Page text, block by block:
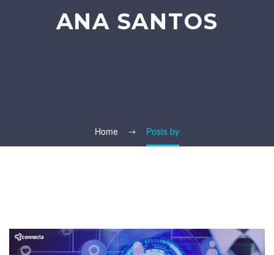
ANA SANTOS
Home Posts by